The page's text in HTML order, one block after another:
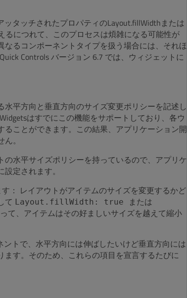
タッチされたプロパティのLayout.fillWidthまたは
につれて、このプロセスは煩雑になる可能性が
るコンポーネントタイプを扱う場合には、それほ
Controls バージョン 6.7 では、ウィジェットに
平方向と垂直方向のサイズ変更ポリシーを記述し
はすでにこの機能をサポートしており、各ウ
ことができます。この結果、アプリケーション開
。
の水平サイズポリシーを持っているので、アプリケ
定されます。
： レイアウトがアイテムのサイズを変更するかど
て Layout.fillWidth: true または
て、アイテムはその好ましいサイズを越えて縮小
トで、水平方向には伸ばしたいけど垂直方向には
ます。 そのため、これらの項目を宣言するたびに